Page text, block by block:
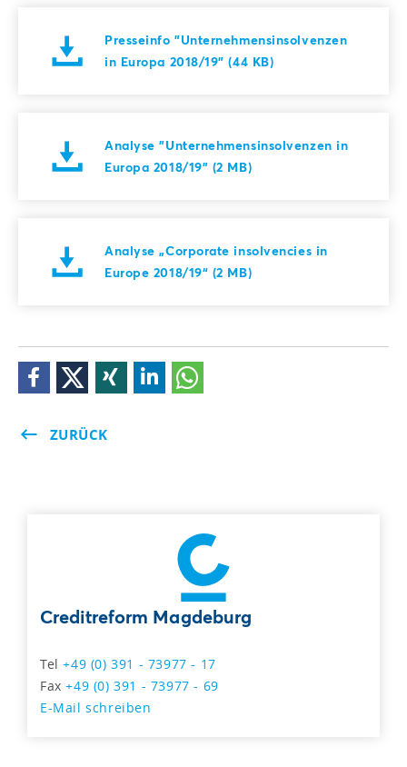
Presseinfo "Unternehmensinsolvenzen
in Europa 2018/19" (44 KB)
Analyse "Unternehmensinsolvenzen in
Europa 2018/19" (2 MB)
Analyse „Corporate insolvencies in
Europe 2018/19“ (2 MB)
ZURÜCK
Creditreform Magdeburg
Tel+49 (0) 391 - 73977 - 17
Fax+49 (0) 391 - 73977 - 69
E-Mail schreiben